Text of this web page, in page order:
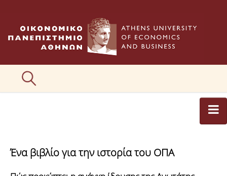
ΚΑΤΗΓΟΡΙΕΣ ΑΡΘΡΩΝ
Ένα βιβλίο για την ιστορία του ΟΠΑ